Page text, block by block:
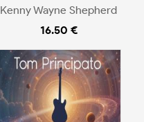
Kenny Wayne Shepherd
16.50 €